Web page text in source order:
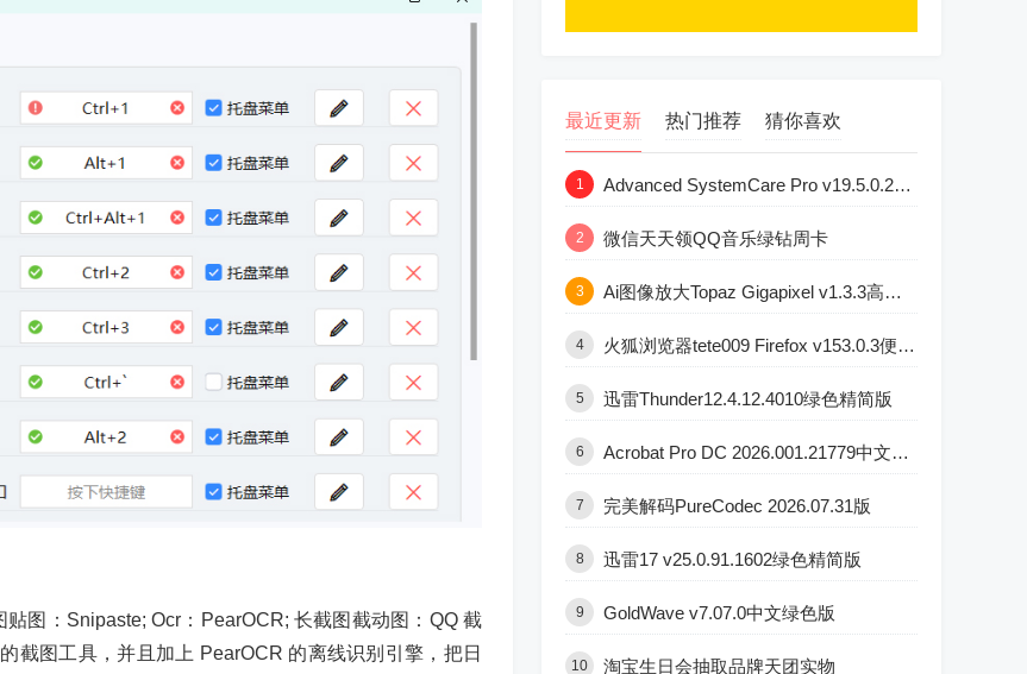
图：Snipaste; Ocr：PearOCR; 长截图截动图：QQ 截
截图工具，并且加上 PearOCR 的离线识别引擎，把日
最近更新 热门推荐 猜你喜欢
1 Advanced SystemCare Pro v19.5.0.227版
2 微信天天领QQ音乐绿钻周卡
3 Ai图像放大Topaz Gigapixel v1.3.3高级版
4 火狐浏览器tete009 Firefox v153.0.3便携版
5 迅雷Thunder12.4.12.4010绿色精简版
6 Acrobat Pro DC 2026.001.21779中文直装版
7 完美解码PureCodec 2026.07.31版
8 迅雷17 v25.0.91.1602绿色精简版
9 GoldWave v7.07.0中文绿色版
10 淘宝生日会抽取品牌天团实物